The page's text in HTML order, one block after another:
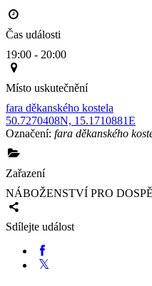
Čas události
19:00 - 20:00
Místo uskutečnění
fara děkanského kostela
50.7270408N, 15.1710881E
Označení: fara děkanského
Zařazení
NÁBOŽENSTVÍ PRO
Sdílejte událost